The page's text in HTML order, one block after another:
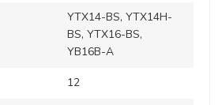
YTX14-BS, YTX14H-
BS, YTX16-BS,
YB16B-A
12